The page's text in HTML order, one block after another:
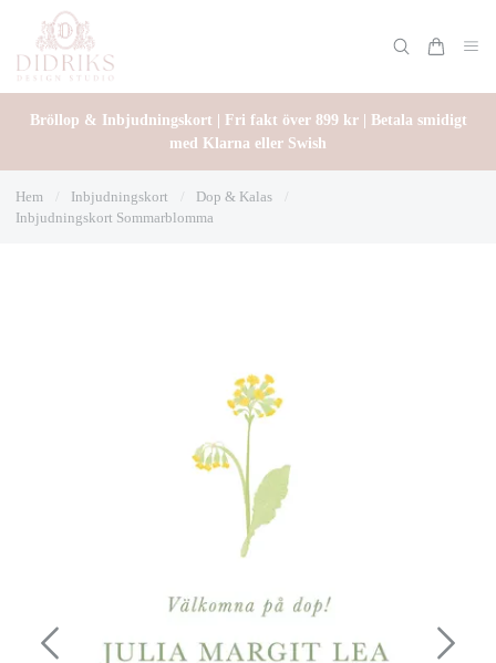
Bröllop & Inbjudningskort | Fri fakt över 899 kr | Betala smidigt
med Klarna eller Swish
Hem Inbjudningskort Dop & Kalas
Inbjudningskort Sommarblomma